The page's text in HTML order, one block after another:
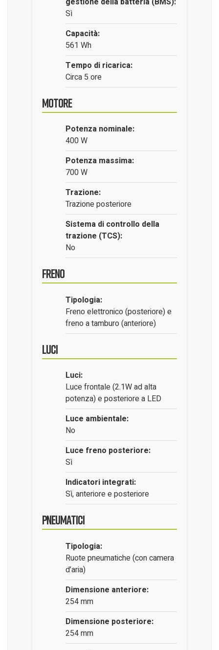
Sì
Capacità:
561 Wh
Tempo di ricarica:
Circa 5 ore
Motore
Potenza nominale:
400 W
Potenza massima:
700 W
Trazione:
Trazione posteriore
Sistema di controllo della
trazione (TCS):
No
Freno
Tipologia:
Freno elettronico (posteriore) e
freno a tamburo (anteriore)
Luci
Luci:
Luce frontale (2.1W ad alta
potenza) e posteriore a LED
Luce ambientale:
No
Luce freno posteriore:
Sì
Indicatori integrati:
Sì, anteriore e posteriore
Pneumatici
Tipologia:
Ruote pneumatiche (con camera
d’aria)
Dimensione anteriore:
254 mm
Dimensione posteriore:
254 mm